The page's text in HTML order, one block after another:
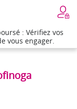
: Vérifiez vos
vous engager.
: Vérifiez vos
vous engager.